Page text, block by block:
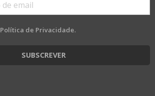
Política de Privacidade.
SUBSCREVER